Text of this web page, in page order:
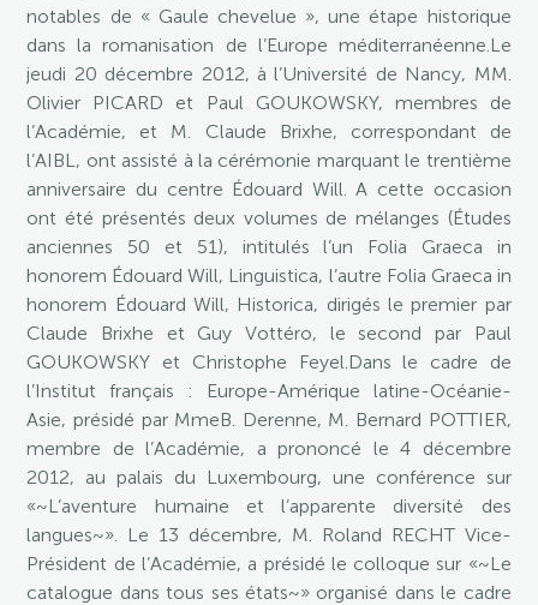
notables de « Gaule chevelue », une étape historique
dans la romanisation de l’Europe méditerranéenne.Le
jeudi 20 décembre 2012, à l’Université de Nancy, MM.
Olivier PICARD et Paul GOUKOWSKY, membres de
l’Académie, et M. Claude Brixhe, correspondant de
l’AIBL, ont assisté à la cérémonie marquant le trentième
anniversaire du centre Édouard Will. A cette occasion
ont été présentés deux volumes de mélanges (Études
anciennes 50 et 51), intitulés l’un Folia Graeca in
honorem Édouard Will, Linguistica, l’autre Folia Graeca in
honorem Édouard Will, Historica, dirigés le premier par
Claude Brixhe et Guy Vottéro, le second par Paul
GOUKOWSKY et Christophe Feyel.Dans le cadre de
l’Institut français : Europe-Amérique latine-Océanie-
Asie, présidé par MmeB. Derenne, M. Bernard POTTIER,
membre de l’Académie, a prononcé le 4 décembre
2012, au palais du Luxembourg, une conférence sur
«~L’aventure humaine et l’apparente diversité des
langues~». Le 13 décembre, M. Roland RECHT Vice-
Président de l’Académie, a présidé le colloque sur «~Le
catalogue dans tous ses états~» organisé dans le cadre